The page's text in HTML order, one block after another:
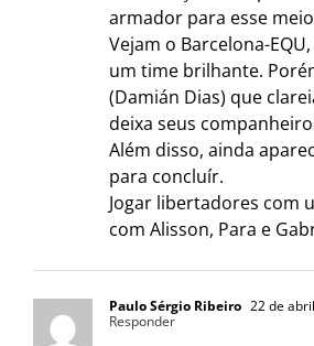
armador para esse
Vejam o Barcelona-
um time brilhante.
(Damián Dias) que
deixa seus
Além disso, ainda
para concluír.
Jogar libertadores com
com Alisson, Para e
Paulo Sérgio Ribeiro 22 de
Responder